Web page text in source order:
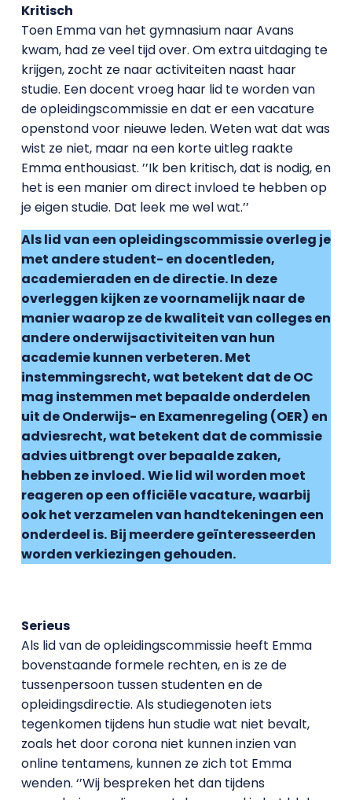
Kritisch
Toen Emma van het gymnasium naar Avans
kwam, had ze veel tijd over. Om extra uitdaging te
krijgen, zocht ze naar activiteiten naast haar
studie. Een docent vroeg haar lid te worden van
de opleidingscommissie en dat er een vacature
openstond voor nieuwe leden. Weten wat dat was
wist ze niet, maar na een korte uitleg raakte
Emma enthousiast. ’’Ik ben kritisch, dat is nodig, en
het is een manier om direct invloed te hebben op
je eigen studie. Dat leek me wel wat.’’
Als lid van een opleidingscommissie overleg je
met andere student- en docentleden,
academieraden en de directie. In deze
overleggen kijken ze voornamelijk naar de
manier waarop ze de kwaliteit van colleges en
andere onderwijsactiviteiten van hun
academie kunnen verbeteren. Met
instemmingsrecht, wat betekent dat de OC
mag instemmen met bepaalde onderdelen
uit de Onderwijs- en Examenregeling (OER) en
adviesrecht, wat betekent dat de commissie
advies uitbrengt over bepaalde zaken,
hebben ze invloed.Wie lid wil worden moet
reageren op een officiële vacature, waarbij
ook het verzamelen van handtekeningen een
onderdeel is. Bij meerdere geïnteresseerden
worden verkiezingen gehouden.
Serieus
Als lid van de opleidingscommissie heeft Emma
bovenstaande formele rechten, en is ze de
tussenpersoon tussen studenten en de
opleidingsdirectie. Als studiegenoten iets
tegenkomen tijdens hun studie wat niet bevalt,
zoals het door corona niet kunnen inzien van
online tentamens, kunnen ze zich tot Emma
wenden. ‘’Wij bespreken het dan tijdens